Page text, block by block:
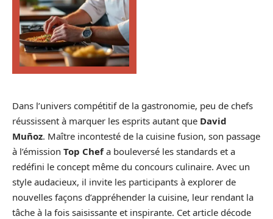
Dans l’univers compétitif de la gastronomie, peu de chefs
réussissent à marquer les esprits autant que David
Muñoz. Maître incontesté de la cuisine fusion, son passage
à l’émission Top Chefa bouleversé les standards et a
redéfini le concept même du concours culinaire. Avec un
style audacieux, il invite les participants à explorer de
nouvelles façons d’appréhender la cuisine, leur rendant la
tâche à la fois saisissante et inspirante. Cet article décode